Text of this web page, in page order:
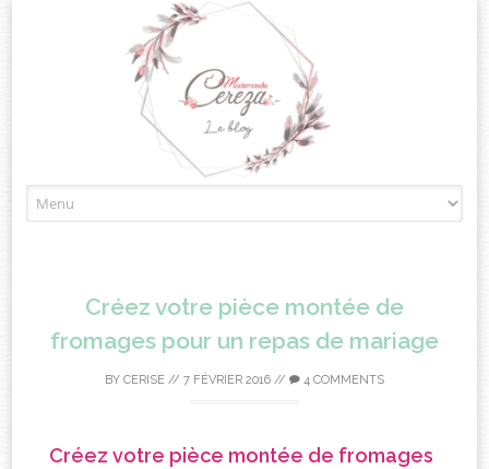
to
Créez votre pièce montée de
fromages pour un repas de mariage
BY CERISE // 7 FÉVRIER 2016 // 4 COMMENTS
Créez votre pièce montée de fromages